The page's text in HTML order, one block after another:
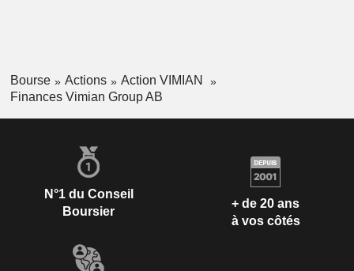
Bourse Actions
Action VIMIAN
Finances Vimian Group AB
N°1 du Conseil
Boursier
+ de 20 ans
à vos côtés